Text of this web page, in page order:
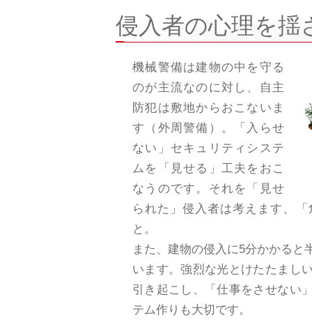
侵入者の心理を揺
機械警備は建物の中を守る
のが主流なのに対し、自主
防犯は敷地からおこないま
す（外周警備）。「入らせ
ない」セキュリティシステ
ムを「見せる」工夫をおこ
なうのです。それを「見せ
られた」侵入者は考えます、
と。
また、建物の侵入に5分かかると
います。強烈な光とけたたまし
引き起こし、「仕事をさせない
テム作りも大切です。